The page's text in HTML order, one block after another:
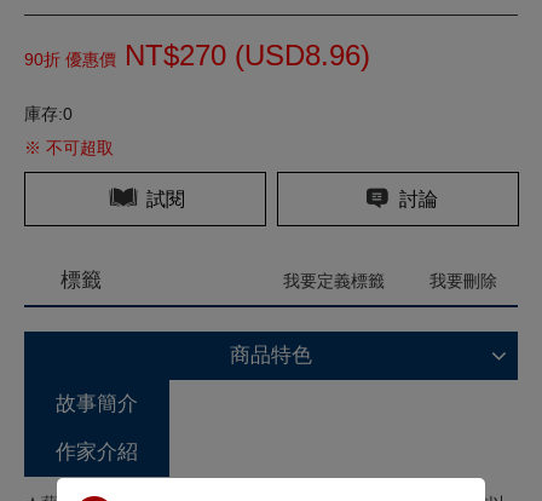
90折 優惠價 NT$270 (USD8.96)
庫存:0
※ 不可超取
試閱 討論
標籤 我要定義標籤 我要刪除
商品特色
故事簡介
作家介紹